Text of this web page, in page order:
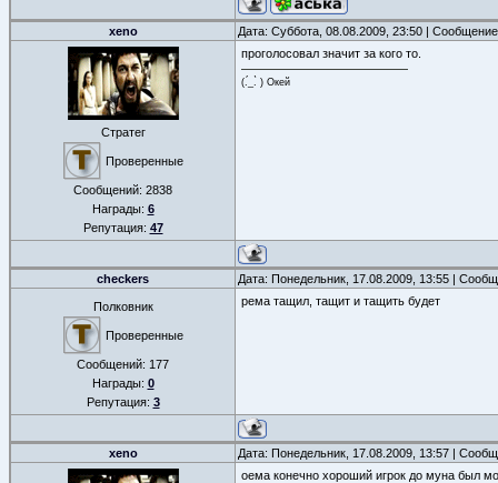
xeno Дата: Суббота, 08.08.2009, 23:50 |
Стратег
Проверенные
Сообщений: 2838
Награды: 6
Репутация: 47
проголосовал значит за кого то.
(.́_.̀ ) Окей
checkers Дата: Понедельник, 17.08.2009, 13:55 |
Полковник
Проверенные
Сообщений: 177
Награды: 0
Репутация: 3
рема тащил, тащит и тащить будет
xeno Дата: Понедельник, 17.08.2009, 13:57 |
оема конечно хороший игрок до муна был